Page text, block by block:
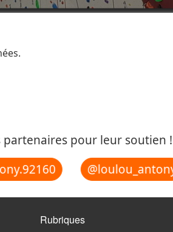
partenaires pour leur soutien !
@loulou_antony
Rubriques